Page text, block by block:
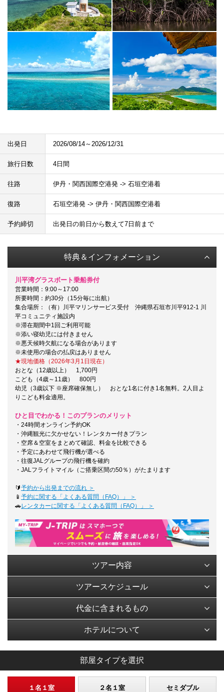
出発日 2026/08/14～2026/12/31
旅行日数 4日間
往路 伊丹・関西国際空港発 -> 石垣空港着
復路 石垣空港発 -> 伊丹・関西国際空港着
予約締切 出発日の前日から数えて7日前まで
特典＆インフォメーション
川平湾グラスボート乗船券付
営業時間：9:00～17:00
所要時間：約30分（15分毎に出航）
集合場所：（有）川平マリンサービス受付 沖縄県石垣市川平912-1 川
平コミュニティ施設内
※滞在期間中1回ご利用可能
※添い寝幼児には付きません
※悪天候時欠航になる場合があります
※未使用の場合の払戻はありません
★現地価格（2026年3月1日現在）
おとな（12歳以上） 1,700円
こども（4歳～11歳） 800円
幼児（3歳以下 ※座席確保無し） おとな1名に付き1名無料。2人目よ
りこども料金適用。
ひと目でわかる！このプランのメリット
・24時間オンライン予約OK
・沖縄観光に欠かせない！レンタカー付きプラン
・空席＆空室をまとめて確認、料金を比較できる
・予定にあわせて飛行機が選べる
・往復JALグループの飛行機を確約
・JALフライトマイル（ご搭乗区間の50％）がたまります
🔰予約から出発までの流れ ＞
📱 予約に関する「よくある質問（FAQ）」 ＞
🚗レンタカーに関する「よくある質問（FAQ）」 ＞
ツアー内容
ツアースケジュール
代金に含まれるもの
ホテルについて
部屋タイプを選択
１名１室 ２名１室 セミダブル